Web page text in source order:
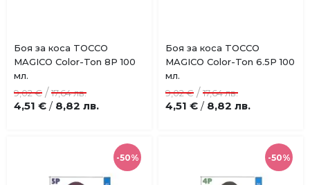
Добави
в
Купи
Боя за коса TOCCO
MAGICO Color-Ton 8P 100
мл.
4,51 € / 8,82 лв.
9,02 € /17,64 лв.
Добави
в
Купи
Боя за коса TOCCO
MAGICO Color-Ton 6.5P 100
мл.
4,51 € / 8,82 лв.
9,02 € /17,64 лв.
-50% -50%